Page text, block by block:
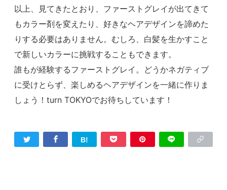
以上、見てきたとおり、ファーストグレイが出てきて
もカラー剤を変えたり、好きなヘアデザインを諦めた
りする必要はありません。むしろ、白髪を生かすこと
で新しいカラーに挑戦することもできます。
誰もが経験するファーストグレイ。どうかネガティブ
に受けとらず、楽しめるヘアデザインを一緒に作りま
しょう！turn TOKYOでお待ちしています！